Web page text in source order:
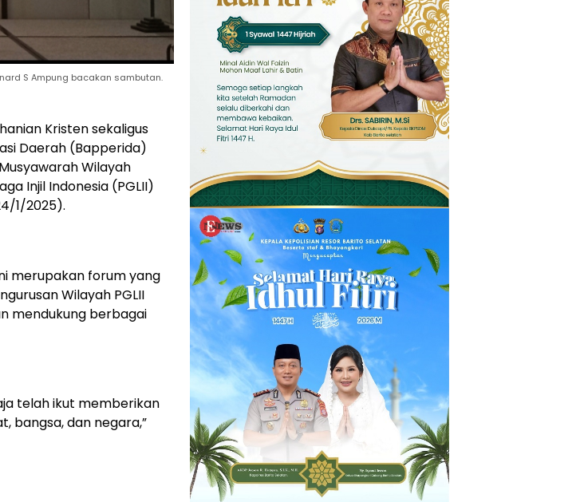
S Ampung bacakan sambutan.
Kristen sekaligus
Daerah (Bapperida)
Wilayah
Injil Indonesia (PGLII)
1/2025).
merupakan forum yang
Wilayah PGLII
mendukung berbagai
telah ikut memberikan
bangsa, dan negara,”